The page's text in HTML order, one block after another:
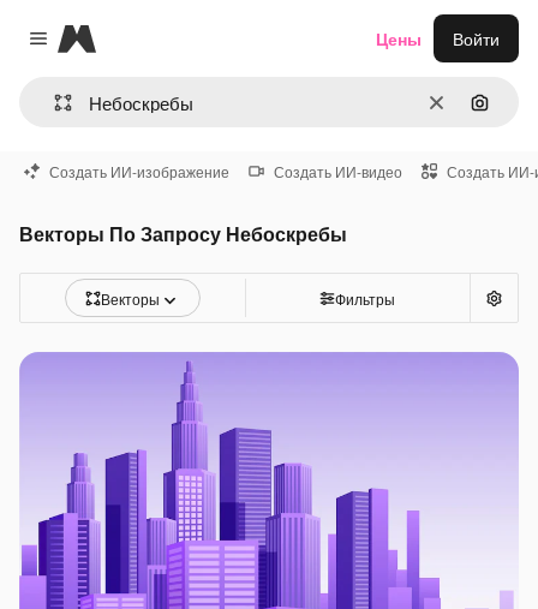
Close menu
Magnific
ОчиститьПоиск
Цены Войти
Создать ИИ-изображение Создать ИИ-видео Создать ИИ-
Векторы По Запросу Небоскребы
Векторы Фильтры